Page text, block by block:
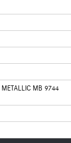
METALLIC MB 9744